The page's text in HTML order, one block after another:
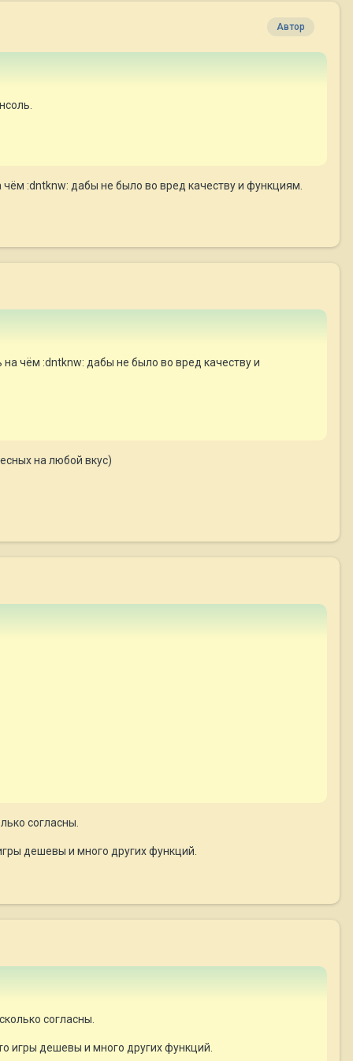
Автор
:dntknw: дабы не было во вред качеству и функциям.
чём :dntknw: дабы не было во вред качеству и
на любой вкус)
согласны.
дешевы и много других функций.
согласны.
игры дешевы и много других функций.